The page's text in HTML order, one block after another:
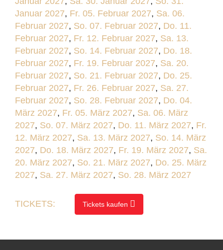
Januar 2027, Fr. 05. Februar 2027, Sa. 06.
Februar 2027, So. 07. Februar 2027, Do. 11.
Februar 2027, Fr. 12. Februar 2027, Sa. 13.
Februar 2027, So. 14. Februar 2027, Do. 18.
Februar 2027, Fr. 19. Februar 2027, Sa. 20.
Februar 2027, So. 21. Februar 2027, Do. 25.
Februar 2027, Fr. 26. Februar 2027, Sa. 27.
Februar 2027, So. 28. Februar 2027, Do. 04.
März 2027, Fr. 05. März 2027, Sa. 06. März
2027, So. 07. März 2027, Do. 11. März 2027, Fr.
12. März 2027, Sa. 13. März 2027, So. 14. März
2027, Do. 18. März 2027, Fr. 19. März 2027, Sa.
20. März 2027, So. 21. März 2027, Do. 25. März
2027, Sa. 27. März 2027, So. 28. März 2027
TICKETS: Tickets kaufen